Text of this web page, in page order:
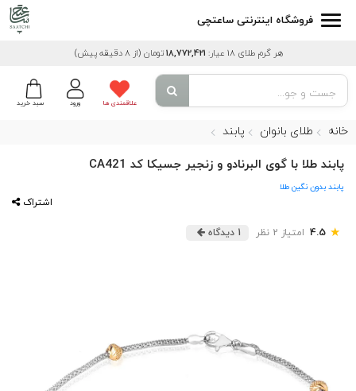
فروشگاه اینترنتی ساعتچی
هر گرم طلای 18 عیار: 18,772,421 تومان (از 8 دقیقه پیش)
سبد خرید ورود علاقمندی ها
خانه طلای بانوان پابند
پابند طلا با گوی البرنادو و زنجیر جسیکا کد CA421
پابند بدون نگین طلا
اشتراک
★
4.5 امتیاز 2 نظر 1 دیدگاه